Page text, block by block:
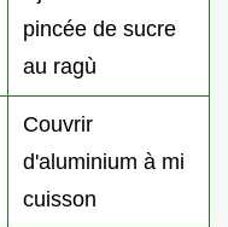
pincée de sucre
au ragù
Couvrir
d'aluminium à mi
cuisson